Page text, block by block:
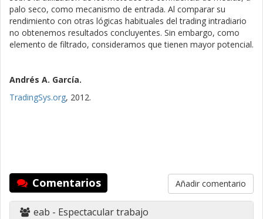
palo seco, como mecanismo de entrada. Al comparar su
rendimiento con otras lógicas habituales del trading intradiario
no obtenemos resultados concluyentes. Sin embargo, como
elemento de filtrado, consideramos que tienen mayor potencial.
Andrés A. García.
TradingSys.org, 2012.
Comentarios Añadir comentario
eab - Espectacular trabajo